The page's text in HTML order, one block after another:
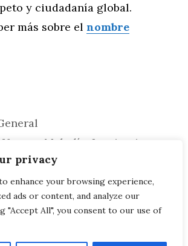
privacy
enhance your browsing experience,
ads or content, and analyze our
"Accept All", you consent to our use of
y ciudadanía global.
más sobre el nombre
y Melodía: Inspiraciones
Nombre
la Tecnología Moderna: Una
Evolución